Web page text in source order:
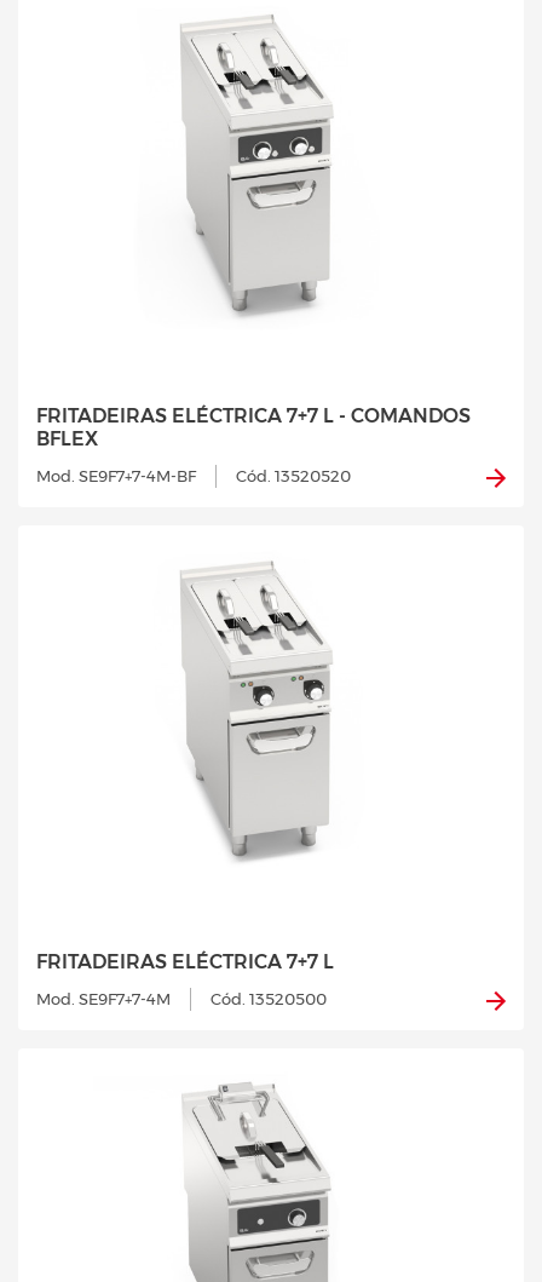
FRITADEIRAS ELÉCTRICA 7+7 L - COMANDOS
BFLEX
Mod. SE9F7+7-4M-BF Cód. 13520520
FRITADEIRAS ELÉCTRICA 7+7 L
Mod. SE9F7+7-4M Cód. 13520500